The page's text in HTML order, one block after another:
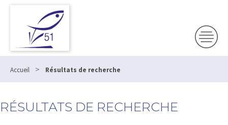
Accueil > Résultats de recherche
RÉSULTATS DE RECHERCHE